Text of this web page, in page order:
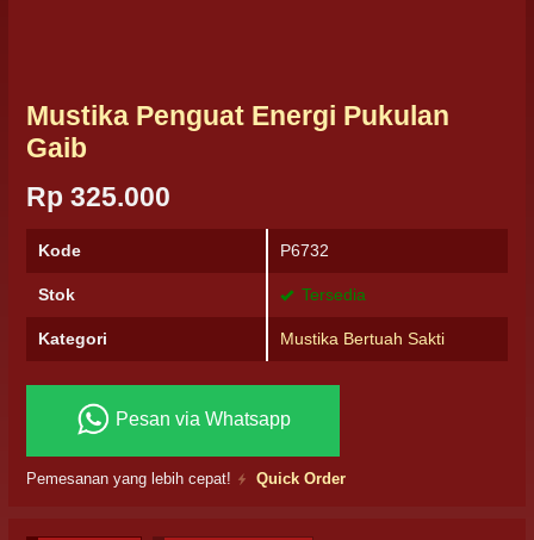
Mustika Penguat Energi Pukulan
Gaib
Rp 325.000
Kode P6732
Stok Tersedia
Kategori Mustika Bertuah Sakti
Pesan via Whatsapp
Pemesanan yang lebih cepat! Quick Order